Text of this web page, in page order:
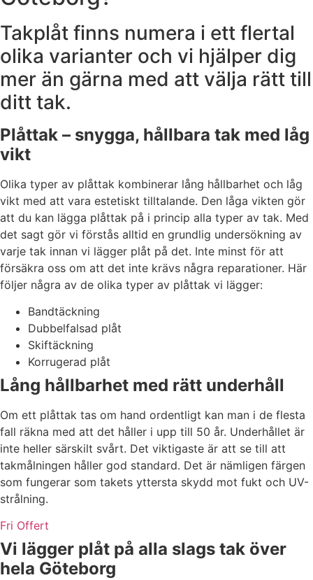
Takplåt finns numera i ett flertal
olika varianter och vi hjälper dig
mer än gärna med att välja rätt till
ditt tak.
Plåttak – snygga, hållbara tak med låg
vikt
Olika typer av plåttak kombinerar lång hållbarhet och låg
vikt med att vara estetiskt tilltalande. Den låga vikten gör
att du kan lägga plåttak på i princip alla typer av tak. Med
det sagt gör vi förstås alltid en grundlig undersökning av
varje tak innan vi lägger plåt på det. Inte minst för att
försäkra oss om att det inte krävs några reparationer. Här
följer några av de olika typer av plåttak vi lägger:
Bandtäckning
Dubbelfalsad plåt
Skiftäckning
Korrugerad plåt
Lång hållbarhet med rätt underhåll
Om ett plåttak tas om hand ordentligt kan man i de flesta
fall räkna med att det håller i upp till 50 år. Underhållet är
inte heller särskilt svårt. Det viktigaste är att se till att
takmålningen håller god standard. Det är nämligen färgen
som fungerar som takets yttersta skydd mot fukt och UV-
strålning.
Fri Offert
Vi lägger plåt på alla slags tak över
hela Göteborg